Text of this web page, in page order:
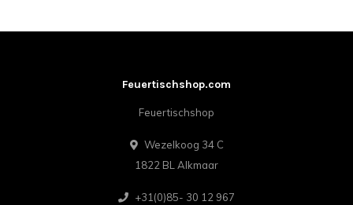
Feuertischshop.com
Feuertischshop
Wezelkoog 34 C
1822 BL Alkmaar
+31(0)85- 30 12 967